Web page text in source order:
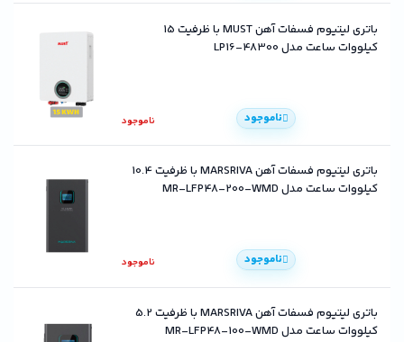
باتری لیتیوم فسفات آهن MUST با ظرفیت 15
کیلووات ساعت مدل LP16-48300
ناموجود ناموجود
باتری لیتیوم فسفات آهن MARSRIVA با ظرفیت 10.4
کیلووات ساعت مدل MR-LFP48-200-WMD
ناموجود ناموجود
باتری لیتیوم فسفات آهن MARSRIVA با ظرفیت 5.2
کیلووات ساعت مدل MR-LFP48-100-WMD